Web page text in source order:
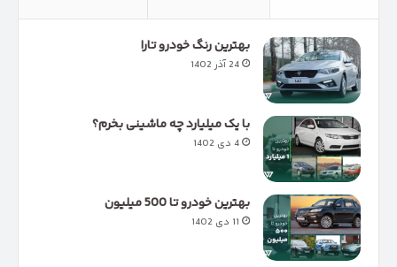
بهترین رنگ خودرو تارا
24 آذر 1402
با یک میلیارد چه ماشینی بخرم؟
4 دی 1402
بهترین خودرو تا 500 میلیون
11 دی 1402